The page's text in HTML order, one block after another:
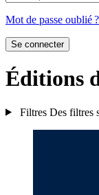
Mot de passe oublié ?
Se connecter
Éditions
Filtres Des filtres